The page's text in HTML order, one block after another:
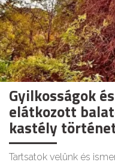
Gyilkosságok
elátkozott
kastély
Tartsatok velünk és